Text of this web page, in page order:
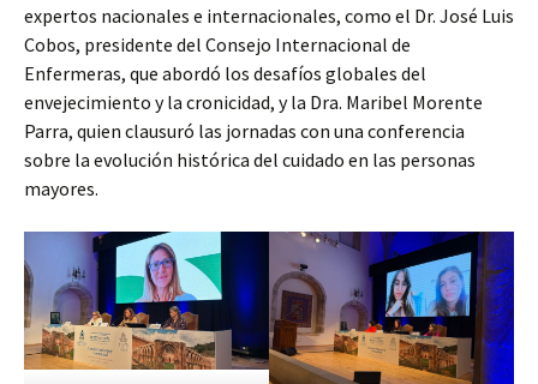
expertos nacionales e internacionales, como el Dr. José Luis
Cobos, presidente del Consejo Internacional de
Enfermeras, que abordó los desafíos globales del
envejecimiento y la cronicidad, y la Dra. Maribel Morente
Parra, quien clausuró las jornadas con una conferencia
sobre la evolución histórica del cuidado en las personas
mayores.